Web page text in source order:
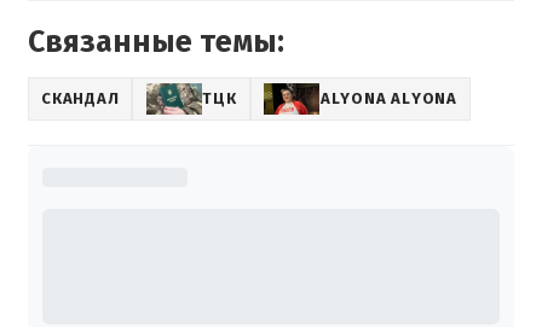
Связанные темы:
СКАНДАЛ ТЦК ALYONA ALYONA